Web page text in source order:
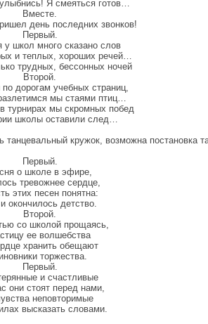
Я смеяться готов…
Вместе.
день последних звонков!
Первый.
у школ много сказано слов
и теплых, хороших речей…
трудных, бессонных ночей
Второй.
дорогам учебных страниц,
мы стаями птиц…
турнирах мы скромных побед
школы оставили след…
кружок, возможна постановка
Первый.
о школе в эфире,
тревожнее сердце,
этих песен понятна:
окончилось детство.
Второй.
со школой прощаясь,
ее волшебства
хранить обещают
торжества.
Первый.
и счастливые
они стоят перед нами,
неповторимые
высказать словами.